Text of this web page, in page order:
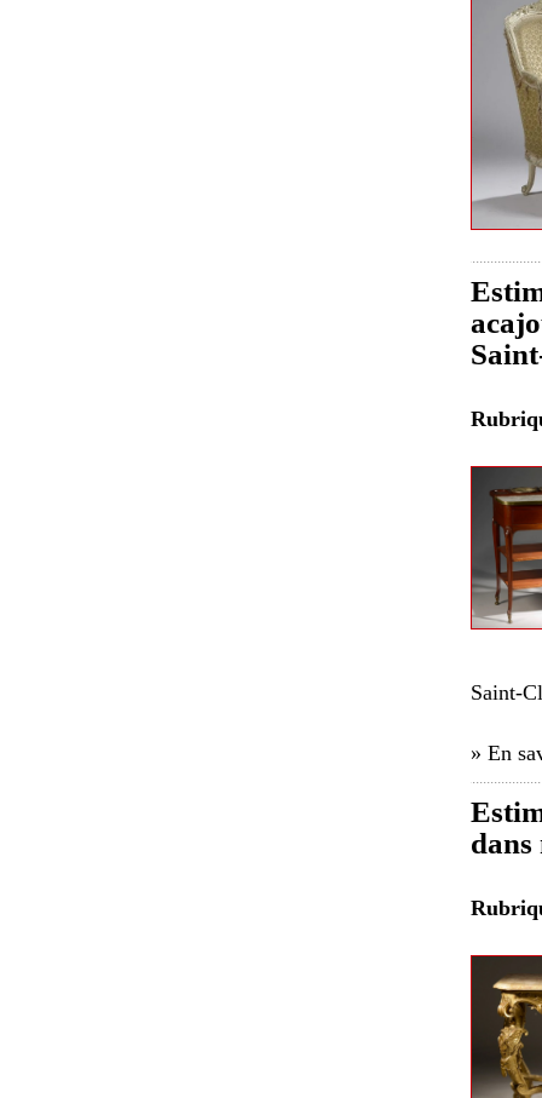
Saint-
» En
dans